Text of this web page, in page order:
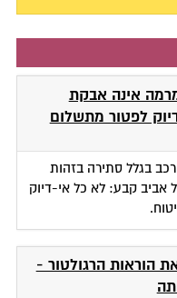
אינה אבקת
לפטור מתשלום
בגלל סתירה בזהות
אביב קבע: לא כל אי-דיוק
הוראות הרגולטור -